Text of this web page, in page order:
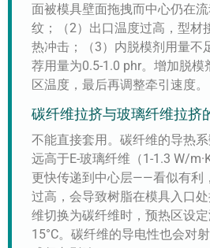
面被模具壁面拖拽而中心仍在
纹；（2）出口温度过高，型材
热冲击；（3）内脱模剂用量不
荐用量为0.5-1.0 phr。增加脱模
区温度，最后再调整牵引速度。
碳纤维拉挤与玻璃纤维拉挤
不能直接套用。碳纤维的导热系
远高于E-玻璃纤维（1-1.3 W/
更快传递到中心层——看似有利
过高，会导致树脂在模具入口
维切换为碳纤维时，预热区设
15°C。碳纤维的导电性也会对